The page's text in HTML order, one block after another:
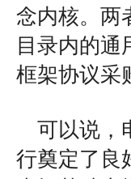
念内核。两
目录内的
框架协议采
可以说，
行奠定了良